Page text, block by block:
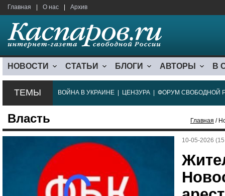
Главная О нас Архив
НОВОСТИ СТАТЬИ БЛОГИ АВТОРЫ В
ТЕМЫ ВОЙНА В УКРАИНЕ ЦЕНЗУРА ФОРУМ СВОБОДНОЙ
Власть Главная /
10-05-2026